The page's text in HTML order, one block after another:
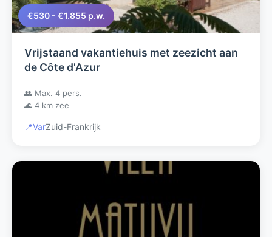
€530 - €1.855 p.w.
Vrijstaand vakantiehuis met zeezicht aan
de Côte d'Azur
👥 Max. 4 pers.
🌊 4 km zee
📍VarZuid-Frankrijk